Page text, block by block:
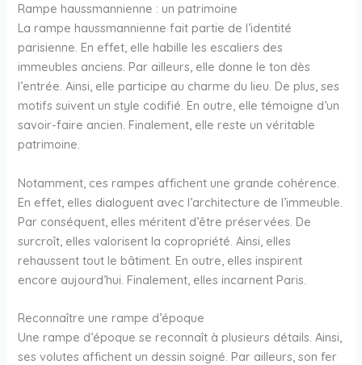
Rampe haussmannienne : un patrimoine
La rampe haussmannienne fait partie de l’identité
parisienne. En effet, elle habille les escaliers des
immeubles anciens. Par ailleurs, elle donne le ton dès
l’entrée. Ainsi, elle participe au charme du lieu. De plus, ses
motifs suivent un style codifié. En outre, elle témoigne d’un
savoir-faire ancien. Finalement, elle reste un véritable
patrimoine.
Notamment, ces rampes affichent une grande cohérence.
En effet, elles dialoguent avec l’architecture de l’immeuble.
Par conséquent, elles méritent d’être préservées. De
surcroît, elles valorisent la copropriété. Ainsi, elles
rehaussent tout le bâtiment. En outre, elles inspirent
encore aujourd’hui. Finalement, elles incarnent Paris.
Reconnaître une rampe d’époque
Une rampe d’époque se reconnaît à plusieurs détails. Ainsi,
ses volutes affichent un dessin soigné. Par ailleurs, son fer